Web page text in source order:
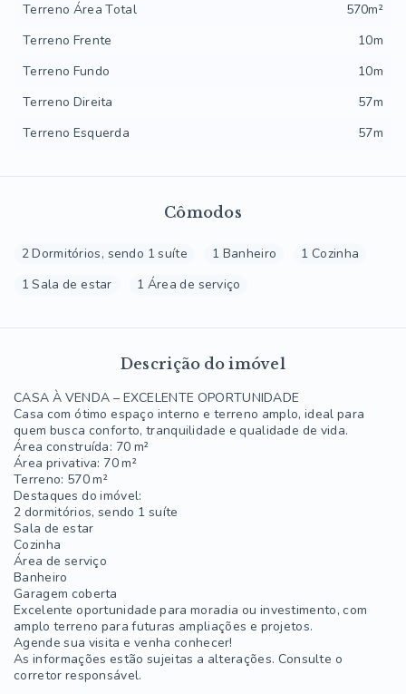
Cômodos
2 Dormitórios, sendo 1 suíte 1 Banheiro
1 Cozinha
1 Sala de estar
1 Área de serviço
Descrição do imóvel
CASA À VENDA – EXCELENTE OPORTUNIDADE
Casa com ótimo espaço interno e terreno amplo, ideal para
quem busca conforto, tranquilidade e qualidade de vida.
Área construída: 70 m²
Área privativa: 70 m²
Terreno: 570 m²
Destaques do imóvel:
2 dormitórios, sendo 1 suíte
Sala de estar
Cozinha
Área de serviço
Banheiro
Garagem coberta
Excelente oportunidade para moradia ou investimento, com
amplo terreno para futuras ampliações e projetos.
Agende sua visita e venha conhecer!
As informações estão sujeitas a alterações. Consulte o
corretor responsável.
Terreno Área Total
570m²
Terreno Frente
10m
Terreno Fundo
10m
Terreno Direita
57m
Terreno Esquerda
57m